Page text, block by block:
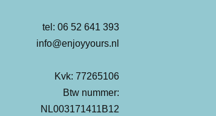
tel: 06 52 641 393
info@enjoyyours.nl
Kvk: 77265106
Btw nummer:
NL003171411B12